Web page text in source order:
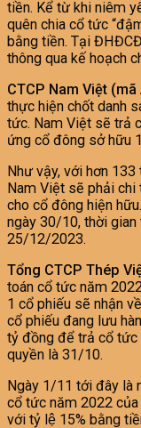
tiền. Kể từ khi niêm
quên chia cổ tức
bằng tiền. Tại
thông qua kế hoạch
CTCP Nam Việt (mã
thực hiện chốt danh
tức. Nam Việt sẽ trả
ứng cổ đông sở hữu
Như vậy, với hơn
Nam Việt sẽ phải
cho cổ đông hiện
ngày 30/10, thời
25/12/2023.
Tổng CTCP Thép
toán cổ tức năm
1 cổ phiếu sẽ nhận
cổ phiếu đang lưu
tỷ đồng để trả cổ tức
quyền là 31/10.
Ngày 1/11 tới đây là
cổ tức năm 2022 của
với tỷ lệ 15% bằng